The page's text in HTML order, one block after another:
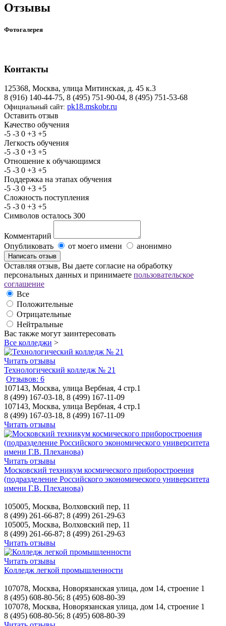
Отзывы
Фотогалерея
Контакты
125368, Москва, улица Митинская, д. 45 к.3
8 (916) 140-44-75, 8 (495) 751-90-04, 8 (495) 751-53-68
Официальный сайт: pk18.mskobr.ru
Оставить отзыв
Качество обучения
-5 -3 0 +3 +5
Легкость обучения
-5 -3 0 +3 +5
Отношение к обучающимся
-5 -3 0 +3 +5
Поддержка на этапах обучения
-5 -3 0 +3 +5
Сложность поступления
-5 -3 0 +3 +5
Символов осталось 300
Комментарий
Опубликовать
от моего имени анонимно
Оставляя отзыв, Вы даете согласие на обработку
персональных данных и принимаете пользовательское
соглашение
Все
Положительные
Отрицательные
Нейтральные
Вас также могут заинтересовать
Все колледжи >
Читать отзывы
Технологический колледж № 21
Отзывов: 6
107143, Москва, улица Вербная, 4 стр.1
8 (499) 167-03-18, 8 (499) 167-11-09
107143, Москва, улица Вербная, 4 стр.1
8 (499) 167-03-18, 8 (499) 167-11-09
Читать отзывы
Читать отзывы
Московский техникум космического приборостроения
(подразделение Российского экономического университета
имени Г.В. Плеханова)
105005, Москва, Волховский пер, 11
8 (499) 261-66-87; 8 (499) 261-29-63
105005, Москва, Волховский пер, 11
8 (499) 261-66-87; 8 (499) 261-29-63
Читать отзывы
Читать отзывы
Колледж легкой промышленности
107078, Москва, Новорязанская улица, дом 14, строение 1
8 (495) 608-80-56; 8 (495) 608-80-39
107078, Москва, Новорязанская улица, дом 14, строение 1
8 (495) 608-80-56; 8 (495) 608-80-39